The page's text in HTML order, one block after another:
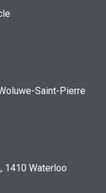
Saint-Pierre
1410 Waterloo